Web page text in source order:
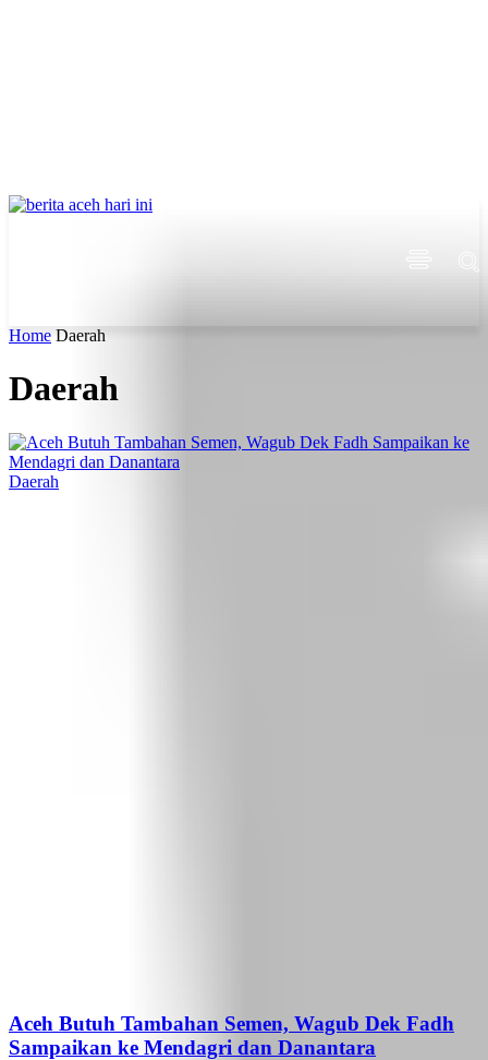
Home Daerah
Daerah
Daerah
Aceh Butuh Tambahan Semen, Wagub Dek Fadh
Sampaikan ke Mendagri dan Danantara